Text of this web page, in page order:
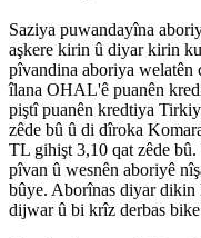
Saziya puwandayîna
aşkere kirin û diyar kirin
pîvandina aboriya
îlana OHAL'ê puanên
piştî puanên kredtiya
zêde bû û di dîroka
TL gihişt 3,10 qat zêde
pîvan û wesnên aboriyê
bûye. Aborînas diyar dikin
dijwar û bi krîz derbas